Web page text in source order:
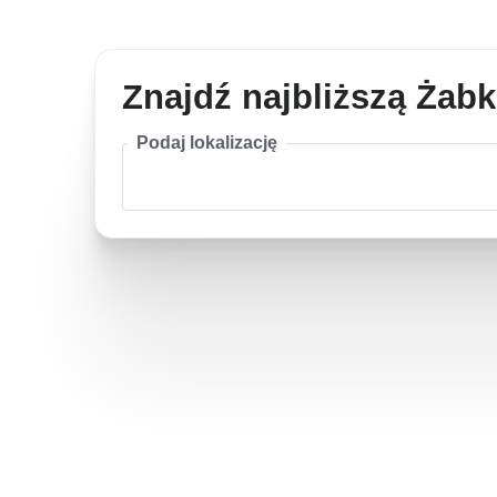
Znajdź najbliższą
Podaj lokalizację